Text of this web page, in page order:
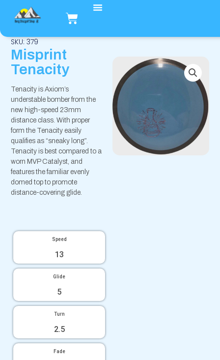
til
innholdet
Handlekurv
SKU: 379
Misprint
Tenacity
Tenacity is Axiom’s
understable bomber from the
new high-speed 23mm
distance class. With proper
form the Tenacity easily
qualifies as “sneaky long”.
Tenacity is best compared to a
worn MVP Catalyst, and
features the familiar evenly
domed top to promote
distance-covering glide.
Speed
13
Glide
5
Turn
2.5
Fade